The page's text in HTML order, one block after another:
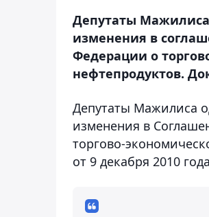
Депутаты
изменения в
Федерации о
нефтепродуктов.
Депутаты Мажилиса
изменения в
торгово-
от 9 декабря 2010